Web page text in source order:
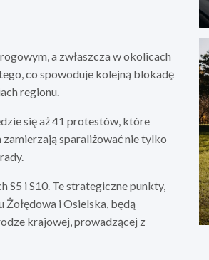
a zwłaszcza w okolicach
co spowoduje kolejną blokadę
regionu.
się aż 41 protestów, które
sparaliżować nie tylko
i S10. Te strategiczne punkty,
Żołędowa i Osielska, będą
krajowej, prowadzącej z